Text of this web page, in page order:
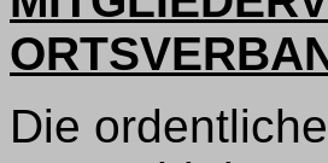
Die